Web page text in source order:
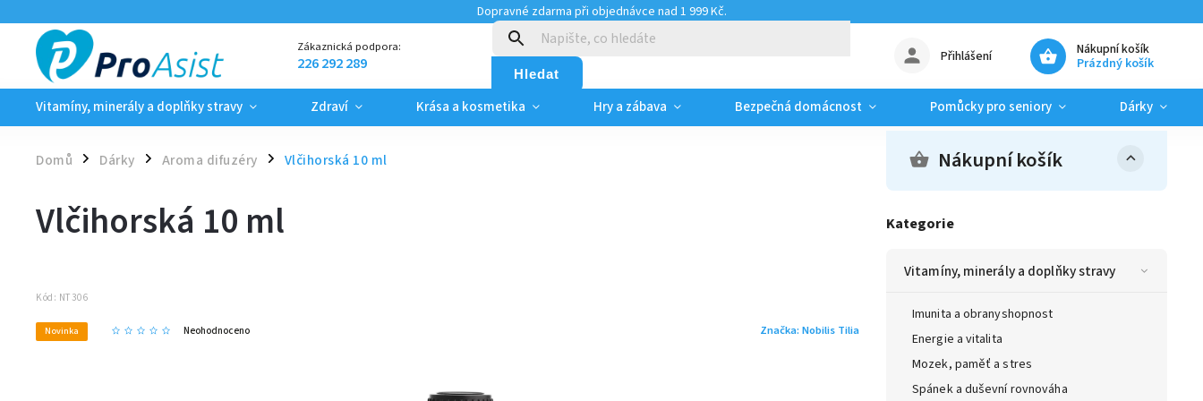
Dopravné zdarma při objednávce nad 1 999 Kč.
Zákaznická podpora:
226 292 289 Hledat
Nákupní košík
Prázdný košík
Přihlášení
Vitamíny, minerály a doplňky stravy Zdraví Krása a kosmetika Hry a zábava Bezpečná domácnost Pomůcky pro seniory Dárky
Domů / Dárky / Aroma difuzéry / Vlčihorská 10 ml Nákupní košík
Kategorie
Vitamíny, minerály a doplňky stravy
Imunita a obranyshopnost
Energie a vitalita
Mozek, paměť a stres
Spánek a duševní rovnováha
Vlčihorská 10 ml
Kód: NT306
Novinka Neohodnoceno Značka: Nobilis Tilia